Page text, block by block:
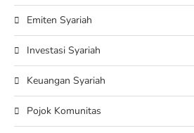
Emiten Syariah
Investasi Syariah
Keuangan Syariah
Pojok Komunitas